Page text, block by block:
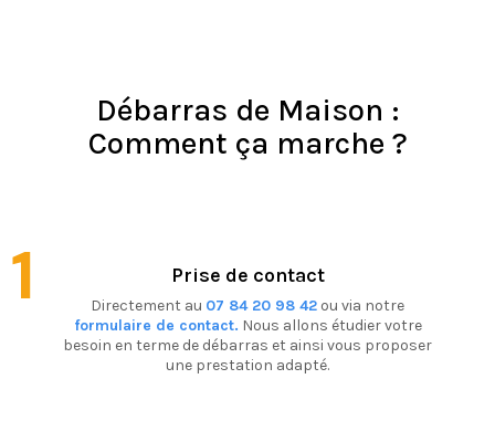
Débarras de Maison :
Comment ça marche ?
Prise de contact
Directement au 07 84 20 98 42 ou via notre
formulaire de contact. Nous allons étudier votre
besoin en terme de débarras et ainsi vous proposer
une prestation adapté.
1